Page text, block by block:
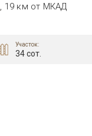
19 км от МКАД
Участок:
34 сот.